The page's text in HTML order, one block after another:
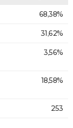
68,38%
31,62%
3,56%
18,58%
253